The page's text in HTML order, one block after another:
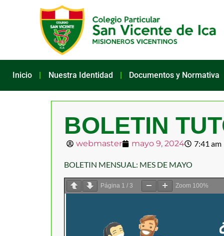
Inicio Nuestra Identidad Documentos y Normativa
BOLETIN
webmaster mayo 9, 2024 7:41 am
BOLETIN MENSUAL: MES DE MAYO
Página 1 / 3 Zoom 100%